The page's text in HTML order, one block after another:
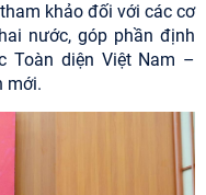
khảo đối với các cơ
nước, góp phần định
Toàn diện Việt Nam –
mới.